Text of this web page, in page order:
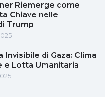
Riemerge come
Chiave nelle
Trump
Invisibile di Gaza: Clima
e Lotta Umanitaria